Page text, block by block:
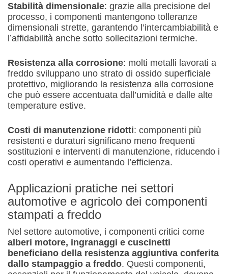
Stabilità dimensionale: grazie alla precisione del
processo, i componenti mantengono tolleranze
dimensionali strette, garantendo l’intercambiabilità e
l’affidabilità anche sotto sollecitazioni termiche.
Resistenza alla corrosione: molti metalli lavorati a
freddo sviluppano uno strato di ossido superficiale
protettivo, migliorando la resistenza alla corrosione
che può essere accentuata dall’umidità e dalle alte
temperature estive.
Costi di manutenzione ridotti: componenti più
resistenti e duraturi significano meno frequenti
sostituzioni e interventi di manutenzione, riducendo i
costi operativi e aumentando l’efficienza.
Applicazioni pratiche nei settori
automotive e agricolo dei componenti
stampati a freddo
Nel settore automotive, i componenti critici come
alberi motore, ingranaggi e cuscinetti
beneficiano della resistenza aggiuntiva conferita
dallo stampaggio a freddo. Questi componenti,